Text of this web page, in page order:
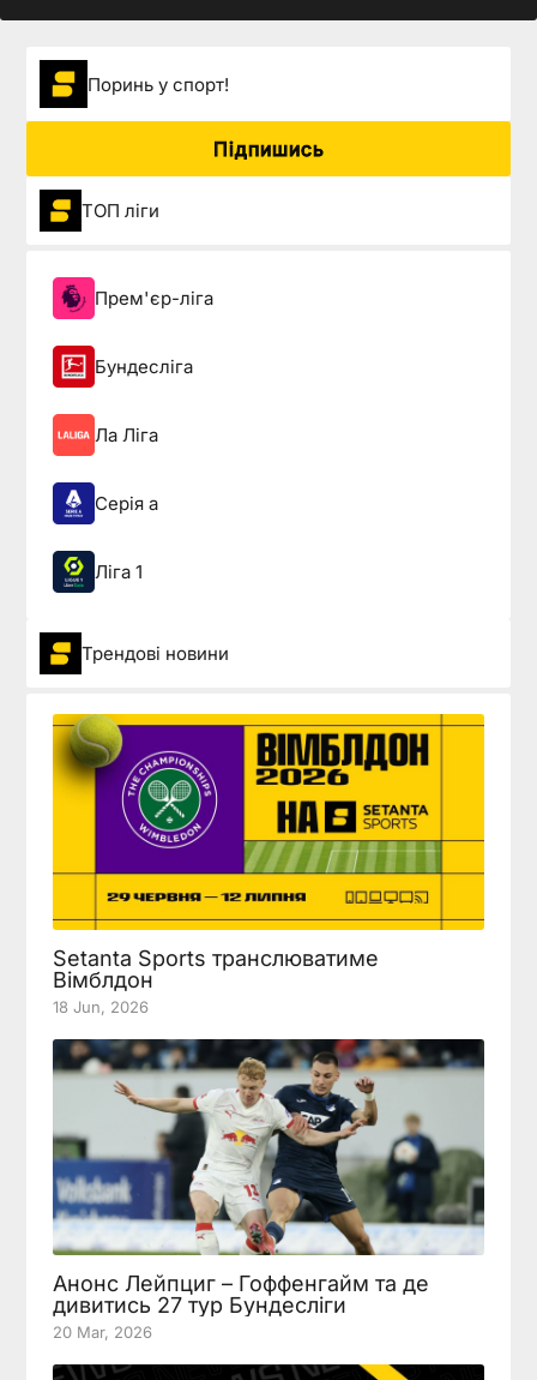
Поринь у спорт!
Підпишись
ТОП ліги
Прем'єр-ліга
Бундесліга
Ла Ліга
Серія а
Ліга 1
Трендові новини
Setanta Sports транслюватиме
Вімблдон
18 Jun, 2026
Анонс Лейпциг – Гоффенгайм та де
дивитись 27 тур Бундесліги
20 Mar, 2026